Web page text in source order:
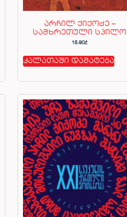
არჩილ ქიქოძე –
სამხრეთული სპილო
15.90₾
კალათაში დამატება